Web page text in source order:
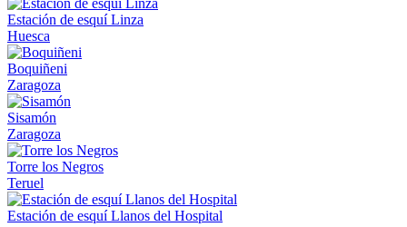
Estación de esquí Linza
Huesca
Boquiñeni
Zaragoza
Sisamón
Zaragoza
Torre los Negros
Teruel
Estación de esquí Llanos del Hospital